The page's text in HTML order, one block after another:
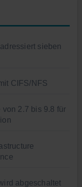
sieben
CIFS/NFS
2.7 bis 9.8 für
abgeschaltet